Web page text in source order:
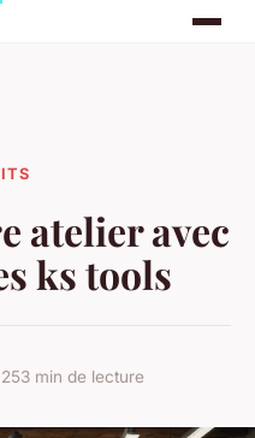
atelier avec
ks tools
3 min de lecture